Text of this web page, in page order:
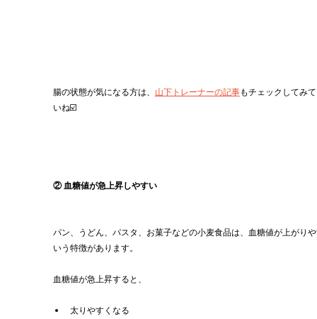
腸の状態が気になる方は、 山下トレーナーの記事もチェックしてみ
いね☑️
② 血糖値が急上昇しやすい
パン、うどん、パスタ、お菓子などの小麦食品は、血糖値が上がり
いう特徴があります。
血糖値が急上昇すると、
太りやすくなる